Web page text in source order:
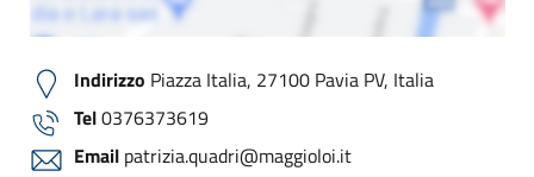
Indirizzo Piazza Italia, 27100 Pavia PV, Italia
Tel0376373619
Email patrizia.quadri@maggioloi.it